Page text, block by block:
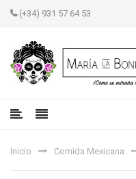
(+34) 931 57 64 53
Inicio Comida Mexicana